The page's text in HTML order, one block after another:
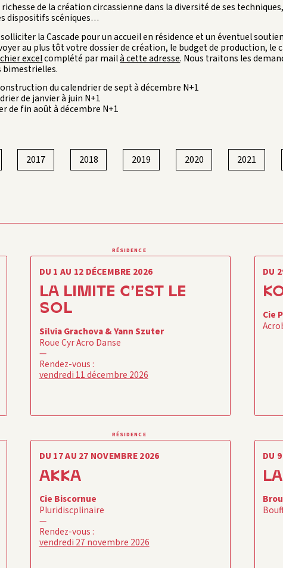
de la création circassienne dans la diversité de ses
dispositifs scéniques…
la Cascade pour un accueil en résidence et un éventuel
au plus tôt votre dossier de création, le budget de production, le
excelcomplété par mailà cette adresse. Nous traitons les
bimestrielles.
du calendrier de sept à décembre N+1
de janvier à juin N+1
de fin août à décembre N+1
2017 2018 2019 2020 2021
RÉSIDENCE
DU 1 AU 12 DÉCEMBRE 2026
LA LIMITE C’EST LE
SOL
Silvia Grachova & Yann Szuter
Roue Cyr Acro Danse
—
Rendez-vous :
vendredi 11 décembre 2026
DU
Cie
RÉSIDENCE
DU 17 AU 27 NOVEMBRE 2026
AKKA
Cie Biscornue
Pluridiscplinaire
—
Rendez-vous :
vendredi 27 novembre 2026
DU